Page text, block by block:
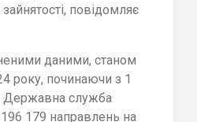
повідомляє
даними, станом
року, починаючи з 1
Державна служба
196 179 направлень на